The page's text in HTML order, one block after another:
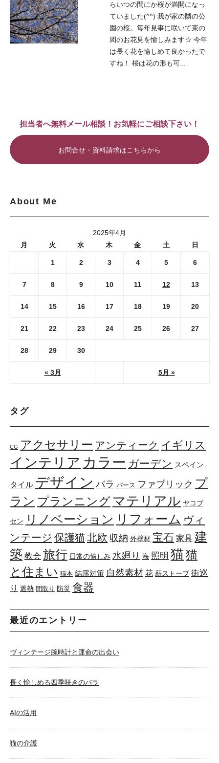
らいつの間にか桜が満開になっ
ていました(^^) 我が家の隣の公
園の桜。毎年見事に咲いて束の
間のお花見を愉しみます☆ 今年
は長く花を愉しめて良かったで
すね！ 桜は花の形も可...
担当者へ無料メール相談！お気軽にご相談下さい！
お問合せ・資料請求はこちらから
About Me
2025年4月
月
火 水 木 金 土 日
« 3月 5月 »
1 2 3 4 5 6
7 8 9 10 11 12 13
14 15 16 17 18 19 20
21 22 23 24 25 26 27
28 29 30
タグ
CG アクセサリー アンティーク イギリス
インテリア カラー ガーデン スペイン
タイル デザイン バラ パース ファブリック プ
ラン プランニング マテリアル ヤコブ
セン リノベーション リフォーム ヴィ
ンテージ 保護猫北欧 収納 外壁材 宝石 家具 建
築 教会 旅行 日常の愉しみ 水廻り 海 照明 猫猫
と住まい 猫本 結露対策 自然素材 花 薪ストーブ 街巡
り 遮熱 間取り 防災 食器
最近のエントリー
ヴィンテージ腕時計と運命の出会い
長く愉しめる四季咲きのバラ
AIの活用
猫の介護